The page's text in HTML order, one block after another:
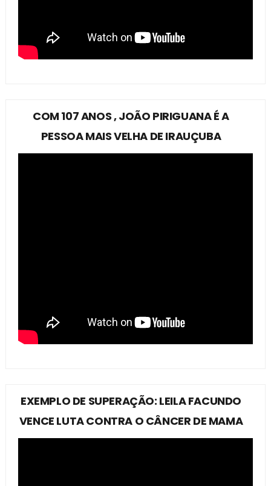
COM 107 ANOS , JOÃO PIRIGUANA É A
PESSOA MAIS VELHA DE IRAUÇUBA
EXEMPLO DE SUPERAÇÃO: LEILA FACUNDO
VENCE LUTA CONTRA O CÂNCER DE MAMA